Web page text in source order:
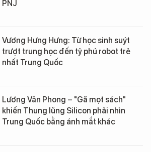
PNJ
Vương Hưng Hưng: Từ học sinh suýt
trượt trung học đến tỷ phú robot trẻ
nhất Trung Quốc
Lương Văn Phong – "Gã mọt sách"
khiến Thung lũng Silicon phải nhìn
Trung Quốc bằng ánh mắt khác